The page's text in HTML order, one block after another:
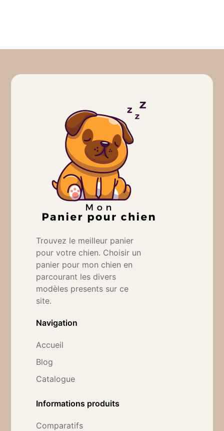
Trouvez le meilleur panier
pour votre chien. Choisir un
panier pour mon chien en
parcourant les divers
modèles presents sur ce
site.
Navigation
Accueil
Blog
Catalogue
Informations produits
Comparatifs